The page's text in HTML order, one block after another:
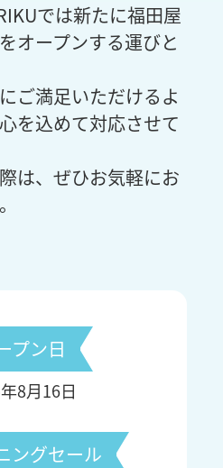
では新たに福田屋
オープンする運びと
ご満足いただけるよ
を込めて対応させて
は、ぜひお気軽にお
プン日
8月16日
ングセール